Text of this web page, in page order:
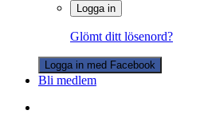
Logga in
Glömt ditt lösenord?
Logga in med Facebook
Bli medlem